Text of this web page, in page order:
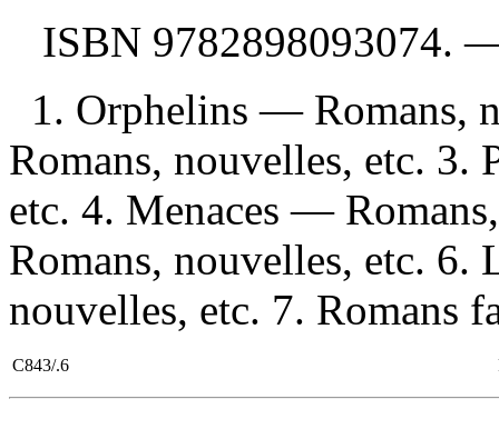
ISBN 9782898093074.
1. Orphelins — Romans,
Romans, nouvelles, etc. 3.
etc. 4. Menaces —
Romans, nouvelles, etc.
nouvelles, etc. 7. Romans
C843/.6